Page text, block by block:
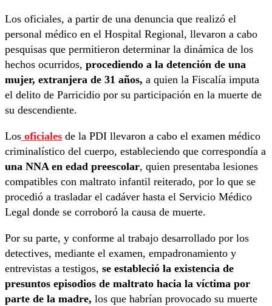
Los oficiales, a partir de una denuncia que realizó el
personal médico en el Hospital Regional, llevaron a cabo
pesquisas que permitieron determinar la dinámica de los
hechos ocurridos, procediendo a la detención de una
mujer, extranjera de 31 años, a quien la Fiscalía imputa
el delito de Parricidio por su participación en la muerte de
su descendiente.
Los oficiales de la PDI llevaron a cabo el examen médico
criminalístico del cuerpo, estableciendo que correspondía a
una NNA en edad preescolar, quien presentaba lesiones
compatibles con maltrato infantil reiterado, por lo que se
procedió a trasladar el cadáver hasta el Servicio Médico
Legal donde se corroboró la causa de muerte.
Por su parte, y conforme al trabajo desarrollado por los
detectives, mediante el examen, empadronamiento y
entrevistas a testigos, se estableció la existencia de
presuntos episodios de maltrato hacia la víctima por
parte de la madre, los que habrían provocado su muerte